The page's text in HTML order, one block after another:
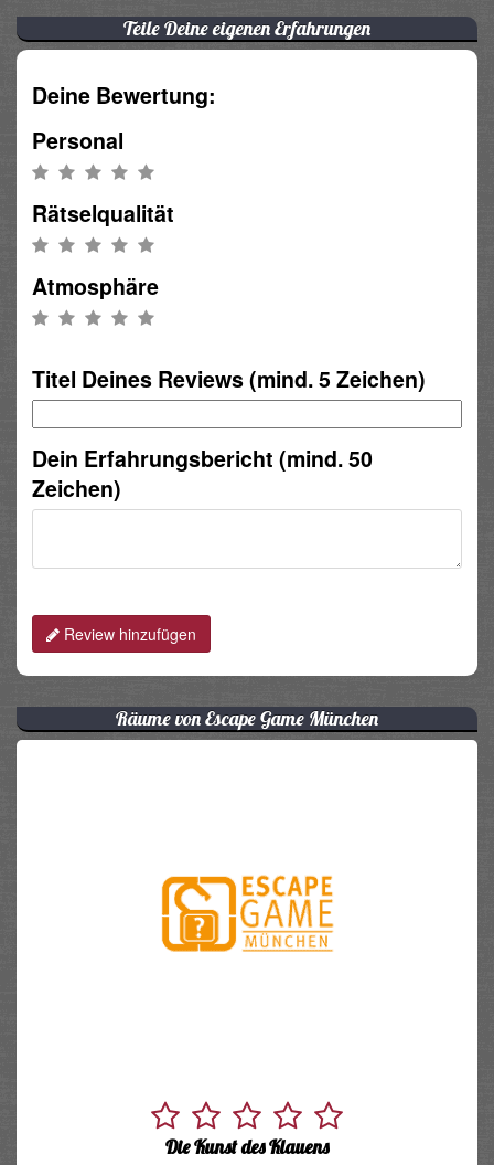
Teile Deine eigenen Erfahrungen
Deine Bewertung:
Personal
Rätselqualität
Atmosphäre
Titel Deines Reviews (mind. 5 Zeichen)
Dein Erfahrungsbericht (mind. 50
Zeichen)
Review hinzufügen
Räume von Escape Game München
Die Kunst des Klauens